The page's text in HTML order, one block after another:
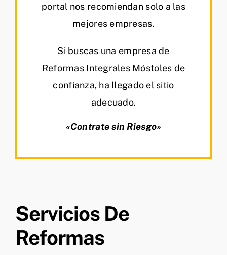
portal nos recomiendan solo a las
mejores empresas.
Si buscas una empresa de
Reformas Integrales Móstoles de
confianza, ha llegado el sitio
adecuado.
«Contrate sin Riesgo»
Servicios De
Reformas